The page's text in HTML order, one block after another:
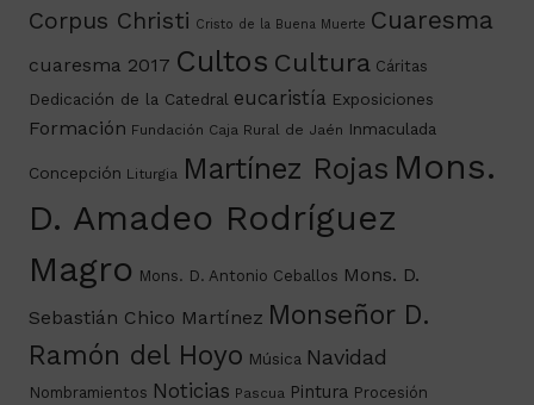
Corpus Christi Cristo de la Buena Muerte Cuaresma
cuaresma 2017 Cultos Cultura Cáritas
Dedicación de la Catedral eucaristía Exposiciones
Formación Fundación Caja Rural de Jaén Inmaculada
Concepción Liturgia Martínez Rojas Mons.
D. Amadeo Rodríguez
Magro Mons. D. Antonio Ceballos Mons. D.
Sebastián Chico Martínez Monseñor D.
Ramón del Hoyo Música Navidad
Nombramientos Noticias Pascua Pintura Procesión